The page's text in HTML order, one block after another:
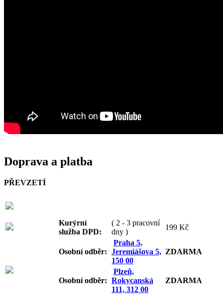
Doprava a platba
PŘEVZETÍ
Kurýrní
služba DPD:
( 2 - 3 pracovní
dny )
199 Kč
Osobní odběr:
Praha 5,
Jeremiášova 5,
150 00
ZDARMA
Osobní odběr:
Plzeň,
Rokycanská
111, 312 00
ZDARMA